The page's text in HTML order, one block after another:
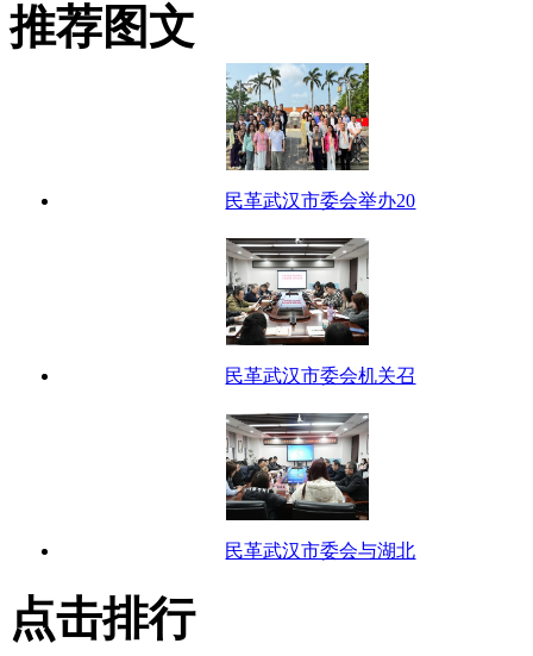
推荐图文
民革武汉市委会举办20
民革武汉市委会机关召
民革武汉市委会与湖北
点击排行